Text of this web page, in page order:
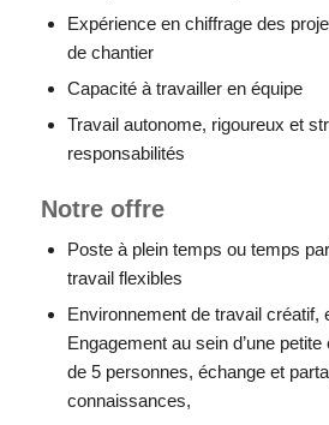
Expérience en chiffrage des
de chantier
Capacité à travailler en équipe
Travail autonome, rigoureux et
responsabilités
Notre offre
Poste à plein temps ou temps
travail flexibles
Environnement de travail créatif,
Engagement au sein d’une
de 5 personnes, échange et
connaissances,